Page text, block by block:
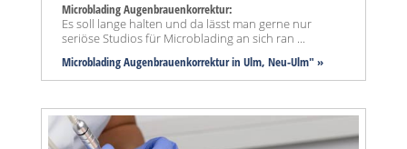
Microblading Augenbrauenkorrektur:
Es soll lange halten und da lässt man gerne nur
seriöse Studios für Microblading an sich ran ...
Microblading Augenbrauenkorrektur in Ulm, Neu-Ulm" »